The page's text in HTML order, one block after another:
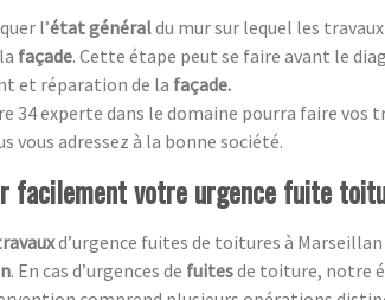
l’état généraldu mur sur lequel les
façade. Cette étape peut se faire avant le
et réparation de la façade.
34 experte dans le domaine pourra faire vos
vous adressez à la bonne société.
facilement votre urgence fuite
d’urgence fuites de toitures à
. En cas d’urgences de fuitesde toiture, notre